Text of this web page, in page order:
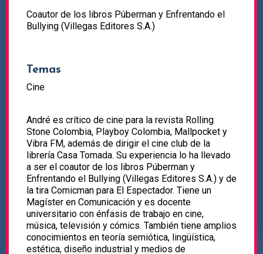
Coautor de los libros Púberman y Enfrentando el
Bullying (Villegas Editores S.A.)
Temas
Cine
André es crítico de cine para la revista Rolling
Stone Colombia, Playboy Colombia, Mallpocket y
Vibra FM, además de dirigir el cine club de la
librería Casa Tomada. Su experiencia lo ha llevado
a ser el coautor de los libros Púberman y
Enfrentando el Bullying (Villegas Editores S.A.) y de
la tira Comicman para El Espectador. Tiene un
Magíster en Comunicación y es docente
universitario con énfasis de trabajo en cine,
música, televisión y cómics. También tiene amplios
conocimientos en teoría semiótica, lingüística,
estética, diseño industrial y medios de